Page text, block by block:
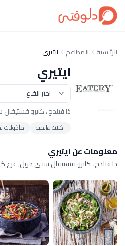
الرئيسية المطاعم ايتيري
ايتيري
ذا فيلدج ، كايرو
اكلات عالمية مأكولات
معلومات عن ايتيري
ذا فيلدج ، كايرو فستيفال سيتي مول, فرع